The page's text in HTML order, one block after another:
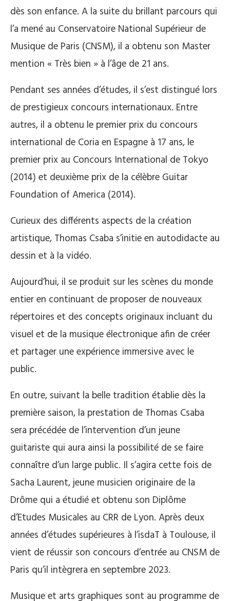
dès son enfance. A la suite du brillant parcours qui
l’a mené au Conservatoire National Supérieur de
Musique de Paris (CNSM), il a obtenu son Master
mention « Très bien » à l’âge de 21 ans.
Pendant ses années d’études, il s’est distingué lors
de prestigieux concours internationaux. Entre
autres, il a obtenu le premier prix du concours
international de Coria en Espagne à 17 ans, le
premier prix au Concours International de Tokyo
(2014) et deuxième prix de la célèbre Guitar
Foundation of America (2014).
Curieux des différents aspects de la création
artistique, Thomas Csaba s’initie en autodidacte au
dessin et à la vidéo.
Aujourd’hui, il se produit sur les scènes du monde
entier en continuant de proposer de nouveaux
répertoires et des concepts originaux incluant du
visuel et de la musique électronique afin de créer
et partager une expérience immersive avec le
public.
En outre, suivant la belle tradition établie dès la
première saison, la prestation de Thomas Csaba
sera précédée de l’intervention d’un jeune
guitariste qui aura ainsi la possibilité de se faire
connaître d’un large public. Il s’agira cette fois de
Sacha Laurent, jeune musicien originaire de la
Drôme qui a étudié et obtenu son Diplôme
d’Etudes Musicales au CRR de Lyon. Après deux
années d’études supérieures à l’isdaT à Toulouse, il
vient de réussir son concours d’entrée au CNSM de
Paris qu’il intègrera en septembre 2023.
Musique et arts graphiques sont au programme de